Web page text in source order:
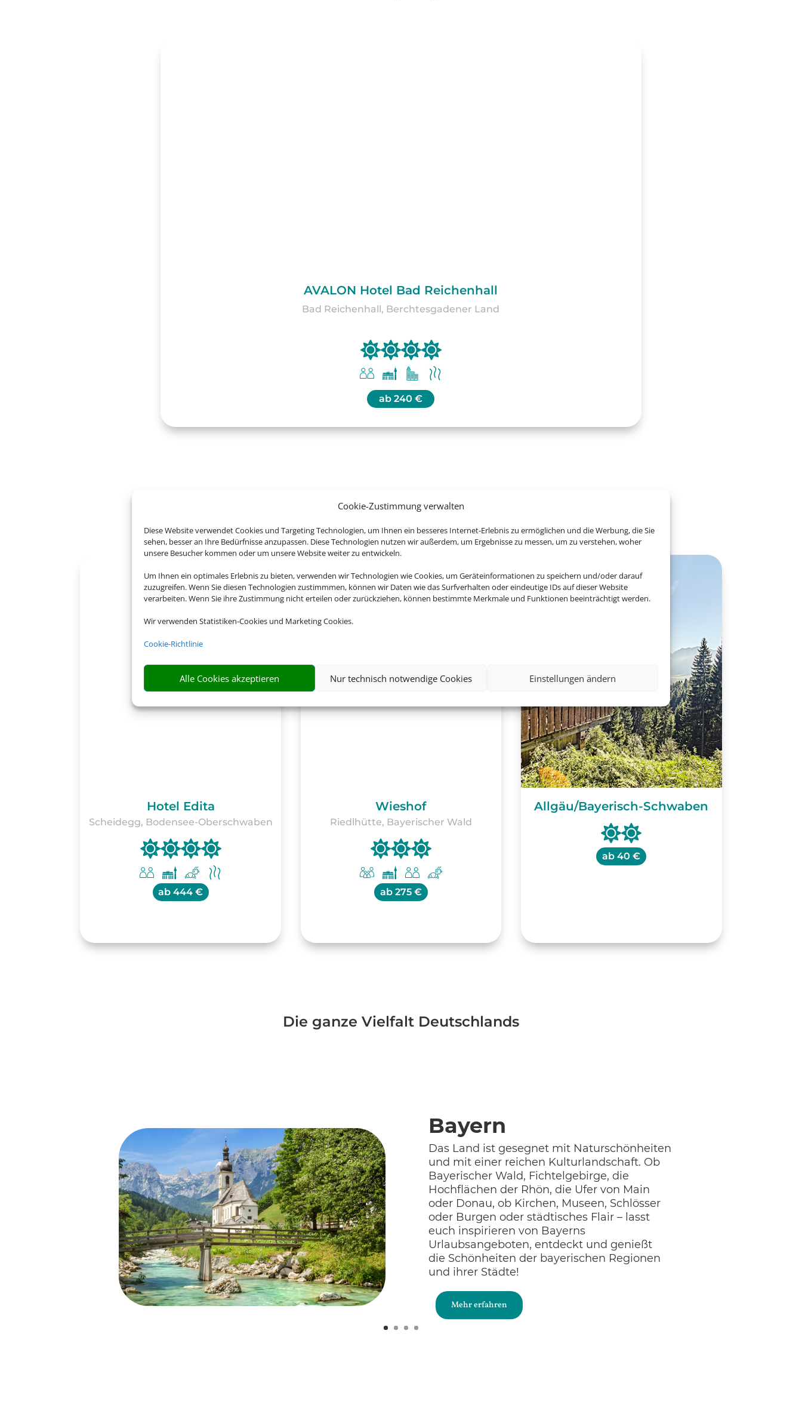
Cookie-Zustimmung verwalten
Diese Website verwendet Cookies und Targeting Technologien, um Ihnen ein besseres Internet-Erlebnis zu ermöglichen und die Werbung, die Sie
sehen, besser an Ihre Bedürfnisse anzupassen. Diese Technologien nutzen wir außerdem, um Ergebnisse zu messen, um zu verstehen, woher
unsere Besucher kommen oder um unsere Website weiter zu entwickeln.
Um Ihnen ein optimales Erlebnis zu bieten, verwenden wir Technologien wie Cookies, um Geräteinformationen zu speichern und/oder darauf
zuzugreifen. Wenn Sie diesen Technologien zustimmmen, können wir Daten wie das Surfverhalten oder eindeutige IDs auf dieser Website
verarbeiten. Wenn Sie ihre Zustimmung nicht erteilen oder zurückziehen, können bestimmte Merkmale und Funktionen beeinträchtigt werden.
Wir verwenden Statistiken-Cookies und Marketing Cookies.
Cookie-Richtlinie
Alle Cookies akzeptieren Nur technisch notwendige Cookies Einstellungen ändern
AVALON Hotel Bad Reichenhall
Bad Reichenhall, Berchtesgadener Land
ab 240 €
Entdecken Sie jetzt die schönsten Regionen Deutschlands
Hotel Edita
Scheidegg, Bodensee-Oberschwaben
ab 444 €
Wieshof
Riedlhütte, Bayerischer Wald
ab 275 €
Allgäu/Bayerisch-Schwaben
ab 40 €
Die ganze Vielfalt Deutschlands
Bayern
Das Land ist gesegnet mit Naturschönheiten
und mit einer reichen Kulturlandschaft. Ob
Bayerischer Wald, Fichtelgebirge, die
Hochflächen der Rhön, die Ufer von Main
oder Donau, ob Kirchen, Museen, Schlösser
oder Burgen oder städtisches Flair – lasst
euch inspirieren von Bayerns
Urlaubsangeboten, entdeckt und genießt
die Schönheiten der bayerischen Regionen
und ihrer Städte!
Mehr erfahren